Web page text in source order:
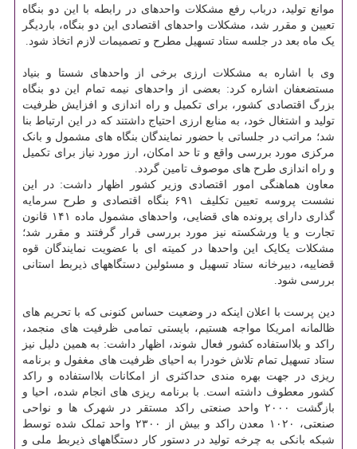
موانع تولید، درباب رفع مشکلات واحدهای در رابطه با این دو بنگاه
تعیین و مقرر شد، مشکلات واحدهای اقتصادی این دو بنگاه، باردیگر
یک ماه بعد در جلسه ستاد تسهیل مطرح و تصمیمات لازم اتخاذ شود.
وی با اشاره به مشکلات ارزی برخی از واحدهای شستا و بنیاد
مستضعفان اشاره کرد: بعضی از واحدهای نیمه تمام این دو بنگاه
بزرگ اقتصادی کشور، برای تکمیل و راه اندازی و افزایش ظرفیت
تولید و اشتغال خود، به منابع ارزی احتیاج داشتند که در این ارتباط بنا
شد؛ مراتب در جلساتی با حضور نمایندگان بنگاه های مشمول و بانک
مرکزی مورد بررسی واقع و تا حد امکان، ارز مورد نیاز برای تکمیل
و راه اندازی طرح های موصوف تامین گردد.
معاون هماهنگی امور اقتصادی وزیر کشور اظهار داشت: در این
نشست پروسه تعیین تکلیف ۶۹۱ بنگاه اقتصادی و طرح سرمایه
گذاری دارای پرونده های قضایی، واحدهای مشمول ماده ۱۴۱ قانون
تجارت و یا ورشکسته نیز مورد بررسی قرار گرفتند و مقرر شد؛
مشکلات یکایک این واحدها در کمیته ای با عضویت نمایندگان قوه
قضاییه، دبیرخانه ستاد تسهیل و مسئولین دستگاههای ذیربط استانی
بررسی شود.
دین پرست با اعلان اینکه در وضعیت حساس کنونی که با تحریم های
ظالمانه امریکا مواجه هستیم، بایستی تمامی ظرفیت های منجمد،
راکد و بلااستفاده کشور فعال شوند، اظهار داشت: به همین دلیل نیز
ستاد تسهیل تمام تلاش خودرا به احیای ظرفیت های مغفول و برنامه
ریزی در جهت بهره مندی حداکثری از امکانات بلااستفاده و راکد
کشور معطوف داشته است. با برنامه ریزی های انجام شده، احیا و
بازگشت ۲۰۰۰ واحد صنعتی راکد مستقر در شهرک ها و نواحی
صنعتی، ۱۰۲۰ معدن راکد و بیش از ۲۳۰۰ واحد تملک شده توسط
شبکه بانکی به چرخه تولید در دستور کار دستگاههای ذیربط ملی و